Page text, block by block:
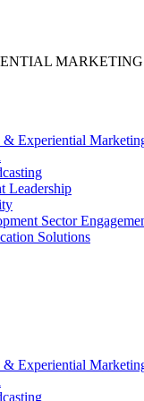
MARKETING
Experiential
Leadership
Sector
Solutions
Experiential